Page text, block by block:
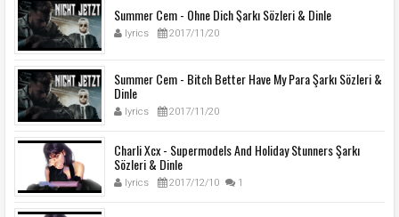
Summer Cem - Ohne Dich Şarkı Sözleri & Dinle
lyrics 2017/11/20
Summer Cem - Bitch Better Have My Para Şarkı Sözleri &
Dinle
lyrics 2017/11/20
Charli Xcx - Supermodels And Holiday Stunners Şarkı
Sözleri & Dinle
lyrics 2017/12/10 1